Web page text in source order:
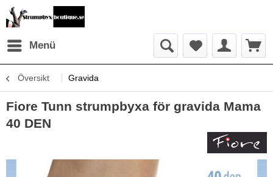
Menü
Översikt Gravida
Fiore Tunn strumpbyxa för gravida Mama
40 DEN